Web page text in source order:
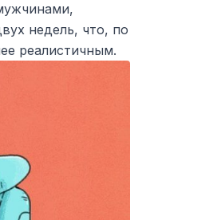
недель, что, по
реалистичным.